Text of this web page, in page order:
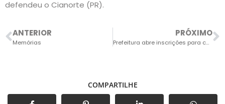
defendeu o Cianorte (PR).
ANTERIOR
Memórias
PRÓXIMO
Prefeitura abre inscrições para curso gratuito de cuidador de idosos
COMPARTILHE